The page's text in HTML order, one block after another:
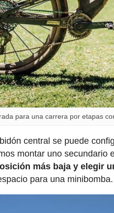
para una carrera por etapas
central se puede
montar uno secundario
más baja y elegir
para una minibomba.